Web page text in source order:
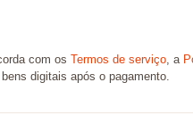
com os Termos de serviço, a
digitais após o pagamento.